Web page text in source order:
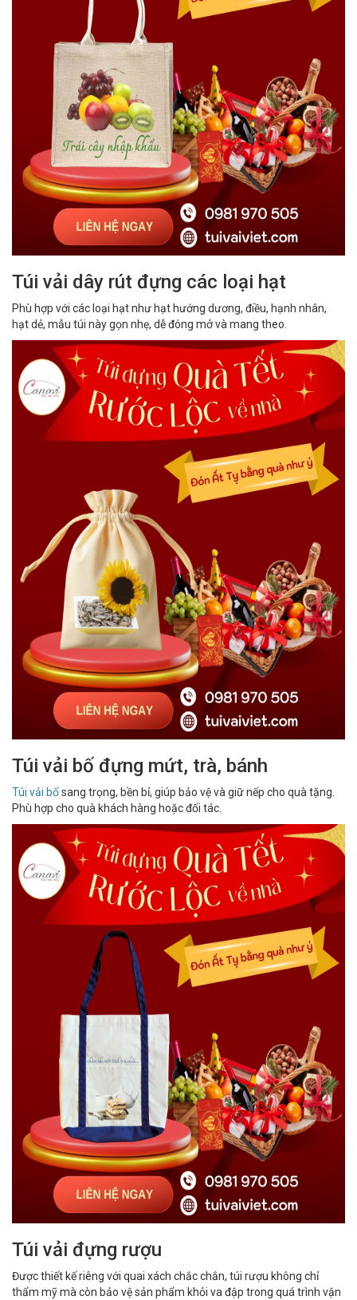
Túi vải dây rút đựng các loại hạt
Phù hợp với các loại hạt như hạt hướng dương, điều, hạnh nhân,
hạt dẻ, mẫu túi này gọn nhẹ, dễ đóng mở và mang theo.
Túi vải bố đựng mứt, trà, bánh
Túi vải bốsang trọng, bền bỉ, giúp bảo vệ và giữ nếp cho quà tặng.
Phù hợp cho quà khách hàng hoặc đối tác.
Túi vải đựng rượu
Được thiết kế riêng với quai xách chắc chắn, túi rượu không chỉ
thẩm mỹ mà còn bảo vệ sản phẩm khỏi va đập trong quá trình vận